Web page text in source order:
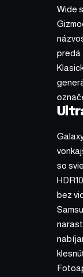
Wide
predá
so
bez